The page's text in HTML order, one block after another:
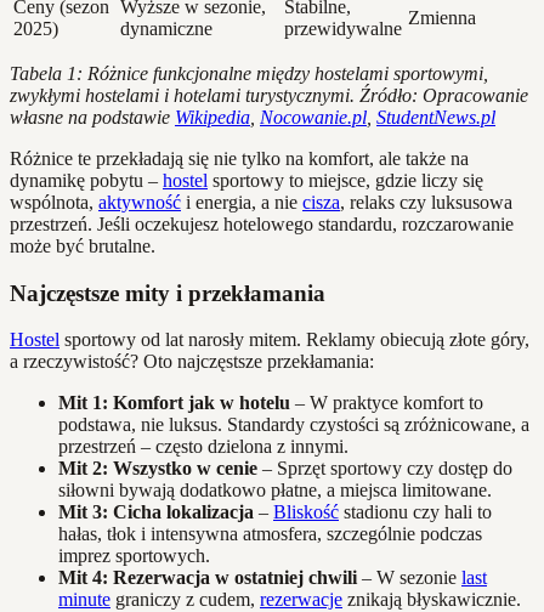
Ceny (sezon
2025)
Wyższe w sezonie,
dynamiczne
Stabilne,
przewidywalne
Zmienna
Tabela 1: Różnice funkcjonalne między hostelami sportowymi,
zwykłymi hostelami i hotelami turystycznymi. Źródło: Opracowanie
własne na podstawie Wikipedia Nocowanie.pl StudentNews.pl
Różnice te przekładają się nie tylko na komfort, ale także na
dynamikę pobytu – hostel sportowy to miejsce, gdzie liczy się
wspólnota, aktywność i energia, a nie cisza, relaks czy luksusowa
przestrzeń. Jeśli oczekujesz hotelowego standardu, rozczarowanie
może być brutalne.
Najczęstsze mity i przekłamania
Hostel sportowy od lat narosły mitem. Reklamy obiecują złote góry,
a rzeczywistość? Oto najczęstsze przekłamania:
Mit 1: Komfort jak w hotelu – W praktyce komfort to
podstawa, nie luksus. Standardy czystości są zróżnicowane, a
przestrzeń – często dzielona z innymi.
Mit 2: Wszystko w cenie – Sprzęt sportowy czy dostęp do
siłowni bywają dodatkowo płatne, a miejsca limitowane.
Mit 3: Cicha lokalizacja – Bliskość stadionu czy hali to
hałas, tłok i intensywna atmosfera, szczególnie podczas
imprez sportowych.
Mit 4: Rezerwacja w ostatniej chwili – W sezonie last
minute graniczy z cudem, rezerwacje znikają błyskawicznie.